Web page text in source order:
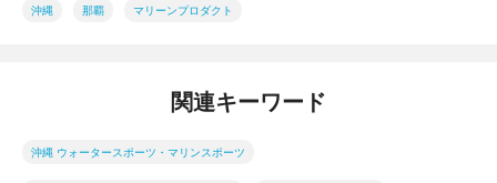
沖縄 那覇 マリーンプロダクト
関連キーワード
沖縄 ウォータースポーツ・マリンスポーツ